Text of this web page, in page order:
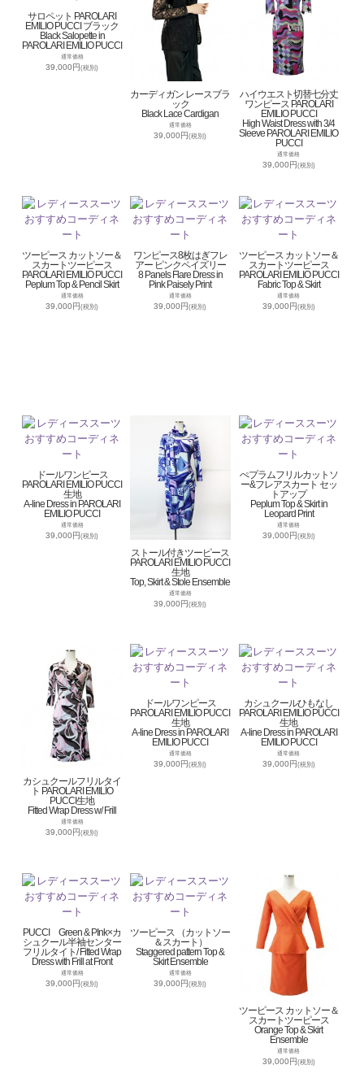
サロペット PAROLARI
EMILIO PUCCI ブラック
Black Salopette in
PAROLARI EMILIO PUCCI
通常価格
39,000円(税別)
カーディガン レースブラ
ック
Black Lace Cardigan
通常価格
39,000円(税別)
ハイウエスト切替七分丈
ワンピース PAROLARI
EMILIO PUCCI
High Waist Dress with 3/4
Sleeve PAROLARI EMILIO
PUCCI
通常価格
39,000円(税別)
ツーピース カットソー＆
スカートツーピース
PAROLARI EMILIO PUCCI
Peplum Top & Pencil Skirt
通常価格
39,000円(税別)
ワンピース8枚はぎフレ
アー ピンクペイズリー
8 Panels Flare Dress in
Pink Paisely Print
通常価格
39,000円(税別)
ツーピース カットソー＆
スカートツーピース
PAROLARI EMILIO PUCCI
Fabric Top & Skirt
通常価格
39,000円(税別)
ドールワンピース
PAROLARI EMILIO PUCCI
生地
A-line Dress in PAROLARI
EMILIO PUCCI
通常価格
39,000円(税別)
ストール付きツーピース
PAROLARI EMILIO PUCCI
生地
Top, Skirt & Stole Ensemble
通常価格
39,000円(税別)
ぺプラムフリルカットソ
ー&フレアスカート セッ
トアップ
Peplum Top & Skirt in
Leopard Print
通常価格
39,000円(税別)
カシュクールフリルタイ
ト PAROLARI EMILIO
PUCCI生地
Fitted Wrap Dress w/ Frill
通常価格
39,000円(税別)
ドールワンピース
PAROLARI EMILIO PUCCI
生地
A-line Dress in PAROLARI
EMILIO PUCCI
通常価格
39,000円(税別)
カシュクールひもなし
PAROLARI EMILIO PUCCI
生地
A-line Dress in PAROLARI
EMILIO PUCCI
通常価格
39,000円(税別)
PUCCI Green & PInk×カ
シュクール半袖センター
フリルタイト/ Fitted Wrap
Dress with Frill at Front
通常価格
39,000円(税別)
ツーピース （カットソー
＆スカート）
Staggered pattern Top &
Skirt Ensemble
通常価格
39,000円(税別)
ツーピース カットソー＆
スカートツーピース
Orange Top & Skirt
Ensemble
通常価格
39,000円(税別)